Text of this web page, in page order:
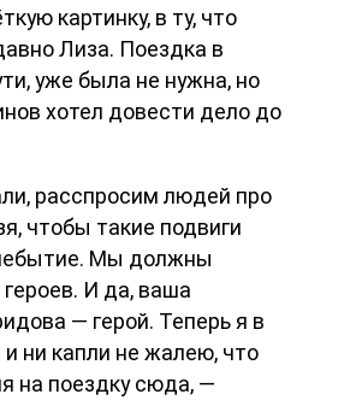
картинку, в ту, что
Лиза. Поездка в
уже была не нужна, но
хотел довести дело до
расспросим людей про
чтобы такие подвиги
Мы должны
И да, ваша
— герой. Теперь я в
ни капли не жалею, что
на поездку сюда, —